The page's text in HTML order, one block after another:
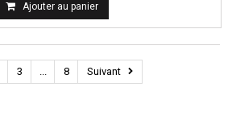
Ajouter au panier
3 ... 8 Suivant